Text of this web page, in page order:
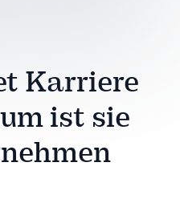
Karriere
ist sie